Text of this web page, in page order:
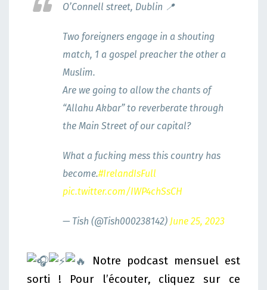
O’Connell street, Dublin 📍
Two foreigners engage in a shouting
match, 1 a gospel preacher the other a
Muslim.
Are we going to allow the chants of
“Allahu Akbar” to reverberate through
the Main Street of our capital?
What a fucking mess this country has
become.#IrelandIsFull
pic.twitter.com/IWP4chSsCH
— Tish (@Tish000238142) June 25, 2023
Notre podcast mensuel est
sorti ! Pour l’écouter, cliquez sur ce